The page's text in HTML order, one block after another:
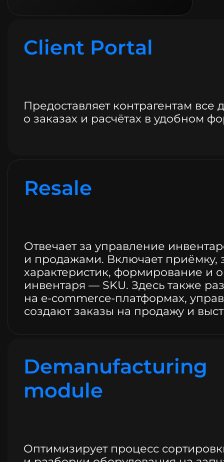
Client Portal
Предоставляет контрагентам все
о заказах и расчётах в удобном
Resale
Отвечает за управление
и продажами. Включает приёмку,
характеристик, формирование и
инвентаря — SKU. Здесь также
на e-commerce-платформах,
создают заказы на продажу и
Demanufacturing
module
Оптимизирует процесс